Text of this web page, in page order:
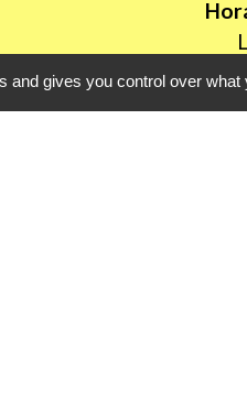
and gives you control over what